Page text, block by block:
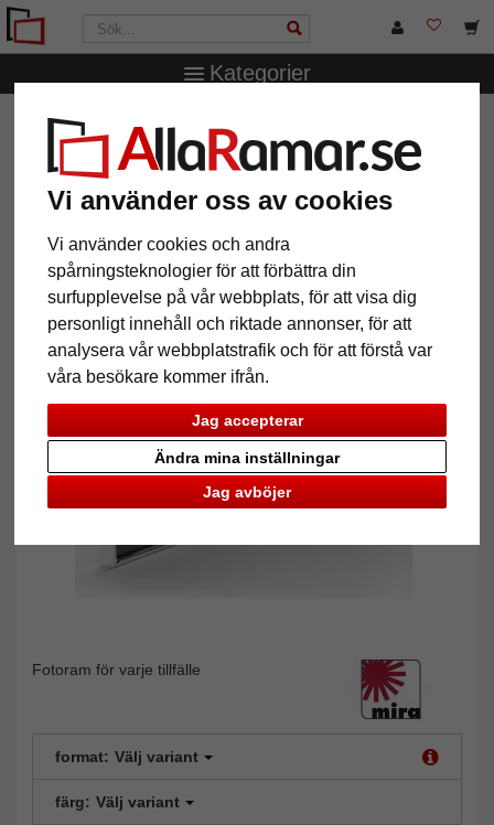
Vi använder oss av cookies
Vi använder cookies och andra
spårningsteknologier för att förbättra din
surfupplevelse på vår webbplats, för att visa dig
personligt innehåll och riktade annonser, för att
analysera vår webbplatstrafik och för att förstå var
våra besökare kommer ifrån.
Jag accepterar
Jag avböjer
Ändra mina inställningar
Kategorier
AllaRamar.se
Porträttram Nr. 812
Fotoram för varje tillfälle
format: Välj variant
färg: Välj variant